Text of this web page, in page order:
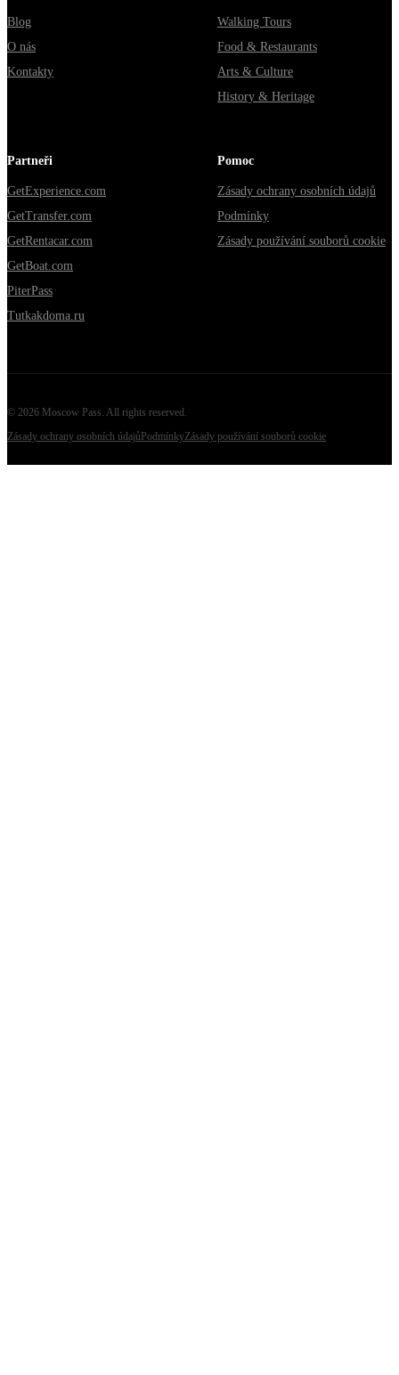
Blog
O nás
Kontakty
Walking Tours
Food & Restaurants
Arts & Culture
History & Heritage
Partneři
GetExperience.com
GetTransfer.com
GetRentacar.com
GetBoat.com
PiterPass
Tutkakdoma.ru
Pomoc
Zásady ochrany osobních údajů
Podmínky
Zásady používání souborů cookie
© 2026 Moscow Pass. All rights reserved.
Zásady ochrany osobních údajů PodmínkyZásady používání souborů cookie